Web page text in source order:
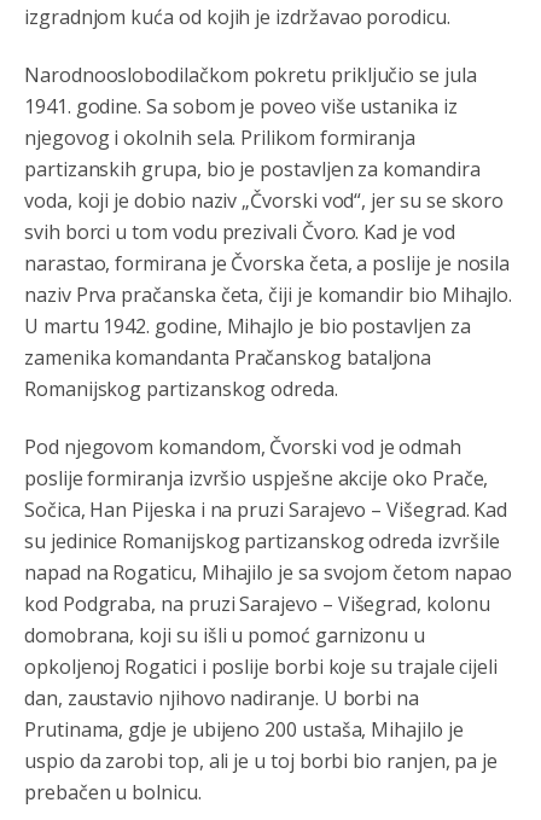
izgradnjom kuća od kojih je izdržavao porodicu.
Narodnooslobodilačkom pokretu priključio se jula
1941. godine. Sa sobom je poveo više ustanika iz
njegovog i okolnih sela. Prilikom formiranja
partizanskih grupa, bio je postavljen za komandira
voda, koji je dobio naziv „Čvorski vod“, jer su se skoro
svih borci u tom vodu prezivali Čvoro. Kad je vod
narastao, formirana je Čvorska četa, a poslije je nosila
naziv Prva pračanska četa, čiji je komandir bio Mihajlo.
U martu 1942. godine, Mihajlo je bio postavljen za
zamenika komandanta Pračanskog bataljona
Romanijskog partizanskog odreda.
Pod njegovom komandom, Čvorski vod je odmah
poslije formiranja izvršio uspješne akcije oko Prače,
Sočica, Han Pijeska i na pruzi Sarajevo – Višegrad. Kad
su jedinice Romanijskog partizanskog odreda izvršile
napad na Rogaticu, Mihajilo je sa svojom četom napao
kod Podgraba, na pruzi Sarajevo – Višegrad, kolonu
domobrana, koji su išli u pomoć garnizonu u
opkoljenoj Rogatici i poslije borbi koje su trajale cijeli
dan, zaustavio njihovo nadiranje. U borbi na
Prutinama, gdje je ubijeno 200 ustaša, Mihajilo je
uspio da zarobi top, ali je u toj borbi bio ranjen, pa je
prebačen u bolnicu.
Анонимно2807895 8/6/2026 12:16
mu je porodica znala da je glup!
Анонимно2807895 8/6/2026 12:18
Drzi pod kontrolom tri stvari jezik,karakter i
ponasanje...Uzivotu brani tri stvari:cast,prijatelja i
slabije.Izzivota iskljuci tri stvari uvredu,neznanje i
zavist.Svedok si ziv gaji tri stvari dobrotu,pamet i
prijateljstvo!!
Анонимно2806721 8/6/2026 12:39
791 BiH nije priznala Kosovo kao nezavisnu državu jer
genocidna tvorevina pravi smetnju a recimo Srbija je
davnopriznala.Nasvakom proizvodu iz Srbije stoji -
uvoznik za Kosovo